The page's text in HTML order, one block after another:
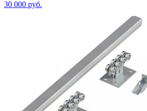
30 000 руб.